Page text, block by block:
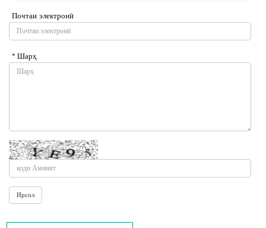
Почтаи электронӣ
* Шарҳ